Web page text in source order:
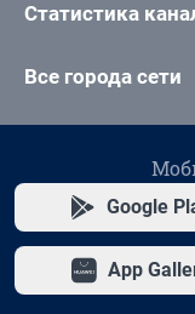
Статистика
Все города сети
Google
App